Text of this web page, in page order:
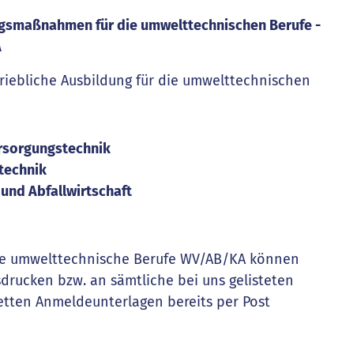
für die umwelttechnischen Berufe -
Ausbildung für die umwelttechnischen
Abfallwirtschaft
umwelttechnische Berufe WV/AB/KA können
bzw. an sämtliche bei uns gelisteten
Anmeldeunterlagen bereits per Post